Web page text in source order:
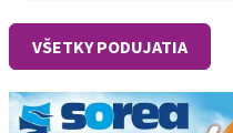
VŠETKY PODUJATIA